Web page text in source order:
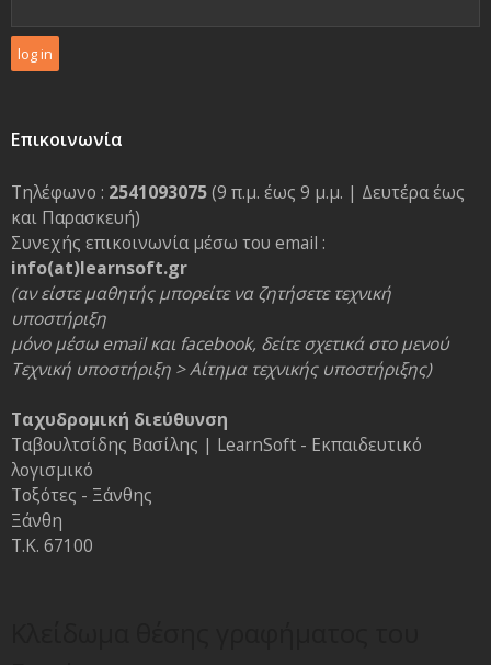
Επικοινωνία
Τηλέφωνο : 2541093075(9 π.μ. έως 9 μ.μ. | Δευτέρα έως
και Παρασκευή)
Συνεχής επικοινωνία μέσω του email :
info(at)learnsoft.gr
(αν είστε μαθητής μπορείτε να ζητήσετε τεχνική
υποστήριξη
μόνο μέσω email και facebook, δείτε σχετικά στο μενού
Τεχνική υποστήριξη > Αίτημα τεχνικής υποστήριξης)
Ταχυδρομική διεύθυνση
Ταβουλτσίδης Βασίλης | LearnSoft - Εκπαιδευτικό
λογισμικό
Τοξότες - Ξάνθης
Ξάνθη
Τ.Κ. 67100